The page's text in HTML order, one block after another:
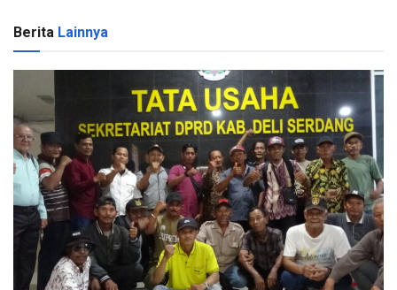
Berita Lainnya